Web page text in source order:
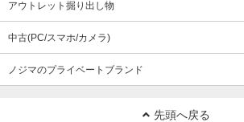
アウトレット掘り出し物
中古(PC/スマホ/カメラ)
ノジマのプライベートブランド
先頭へ戻る